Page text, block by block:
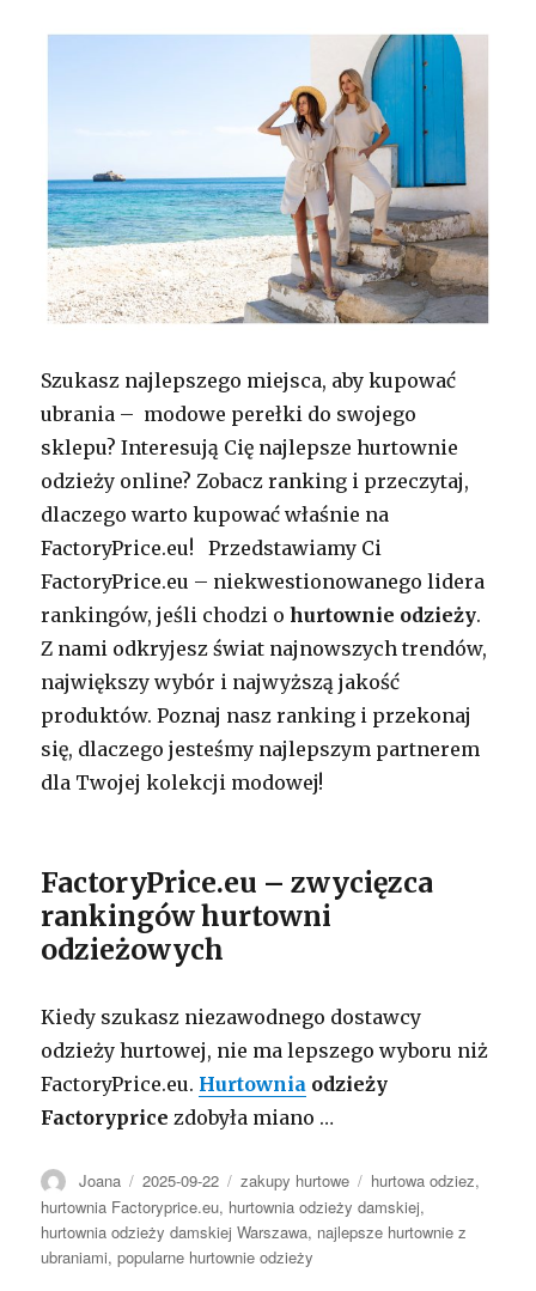
Szukasz najlepszego miejsca, aby kupować
ubrania – modowe perełki do swojego
sklepu? Interesują Cię najlepsze hurtownie
odzieży online? Zobacz ranking i przeczytaj,
dlaczego warto kupować właśnie na
FactoryPrice.eu! Przedstawiamy Ci
FactoryPrice.eu – niekwestionowanego lidera
rankingów, jeśli chodzi ohurtownie odzieży.
Z nami odkryjesz świat najnowszych trendów,
największy wybór i najwyższą jakość
produktów. Poznaj nasz ranking i przekonaj
się, dlaczego jesteśmy najlepszym partnerem
dla Twojej kolekcji modowej!
FactoryPrice.eu – zwycięzca
rankingów hurtowni
odzieżowych
Kiedy szukasz niezawodnego dostawcy
odzieży hurtowej, nie ma lepszego wyboru niż
FactoryPrice.eu. Hurtownia odzieży
Factoryprice zdobyła miano …
Autor
Joana Opublikowano
2025-09-22 Kategorie
zakupy hurtowe Tagi
hurtowa odziez,
hurtownia Factoryprice.eu, hurtownia odzieży damskiej,
hurtownia odzieży damskiej Warszawa, najlepsze hurtownie z
ubraniami,popularne hurtownie odzieży